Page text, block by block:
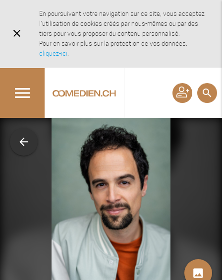
close
En poursuivant votre navigation sur ce site, vous acceptez
l'utilisation de cookies créés par nous-mêmes ou par des
tiers pour vous proposer du contenu personnalisé.
Pour en savoir plus sur la protection de vos données,
cliquez-ici.
menu search
arrow_back
image